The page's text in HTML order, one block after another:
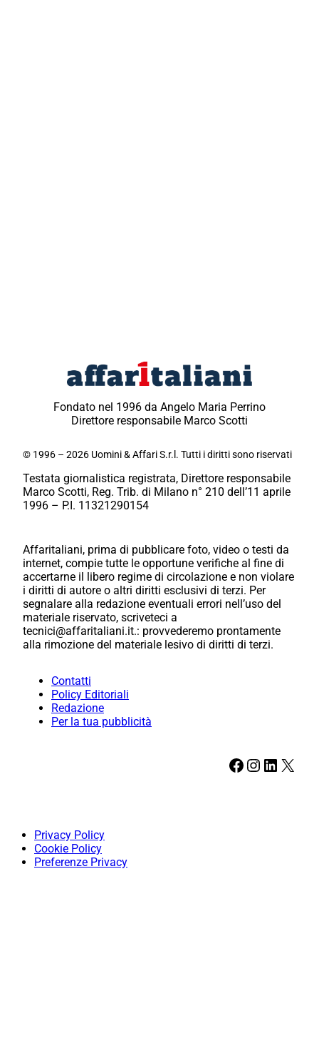
Fondato nel 1996 da Angelo Maria Perrino
Direttore responsabile Marco Scotti
© 1996 – 2026 Uomini & Affari S.r.l. Tutti i diritti sono riservati
Testata giornalistica registrata, Direttore responsabile
Marco Scotti, Reg. Trib. di Milano n° 210 dell’11 aprile
1996 – P.I. 11321290154
Affaritaliani, prima di pubblicare foto, video o testi da
internet, compie tutte le opportune verifiche al fine di
accertarne il libero regime di circolazione e non violare
i diritti di autore o altri diritti esclusivi di terzi. Per
segnalare alla redazione eventuali errori nell’uso del
materiale riservato, scriveteci a
tecnici@affaritaliani.it.: provvederemo prontamente
alla rimozione del materiale lesivo di diritti di terzi.
Contatti
Policy Editoriali
Redazione
Per la tua pubblicità
Facebook Instagram LinkedIn X
Privacy Policy
Cookie Policy
Preferenze Privacy